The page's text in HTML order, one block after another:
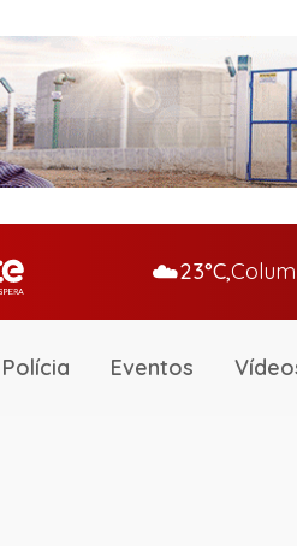
☁️23°C,
Polícia Eventos